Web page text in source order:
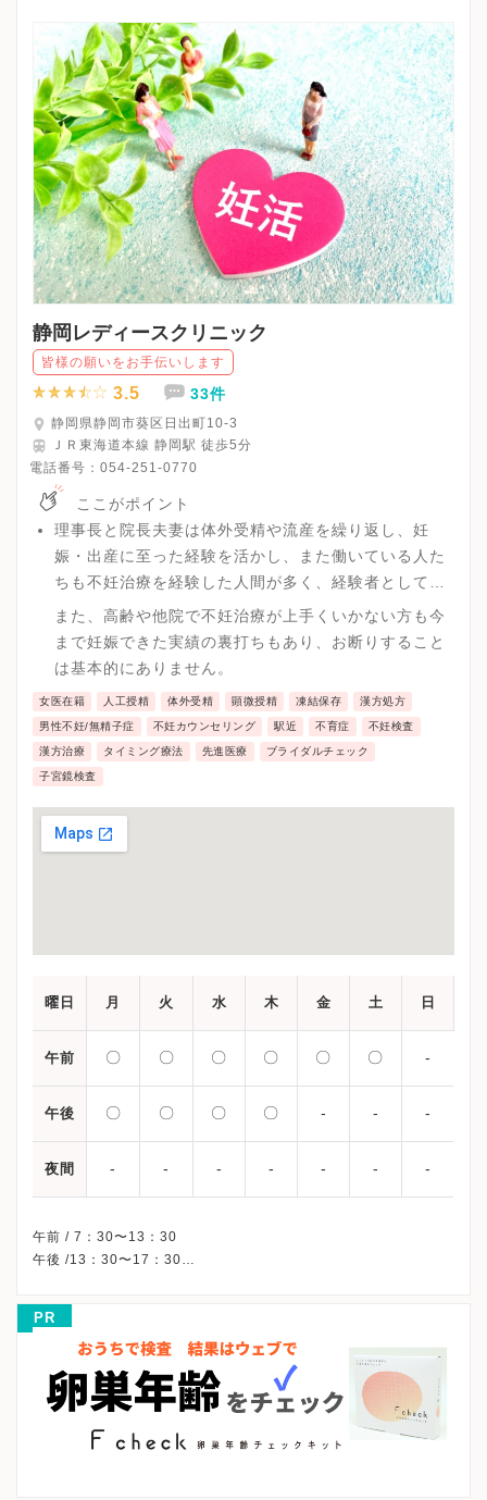
※詳細はクリニックHPを確認、または直接お問い合わせくださ
静岡レディースクリニック
皆様の願いをお手伝いします
3.5 33件
静岡県静岡市葵区日出町10-3
ＪＲ東海道本線 静岡駅 徒歩5分
電話番号： 054-251-0770
ここがポイント
理事長と院長夫妻は体外受精や流産を繰り返し、妊
娠・出産に至った経験を活かし、また働いている人た
ちも不妊治療を経験した人間が多く、経験者としての
アドバイスや気持ちの共感ができると信じ、運営して
います。
また、高齢や他院で不妊治療が上手くいかない方も今
まで妊娠できた実績の裏打ちもあり、お断りすること
は基本的にありません。
女医在籍 人工授精 体外受精 顕微授精 凍結保存 漢方処方
男性不妊/無精子症 不妊カウンセリング 駅近 不育症 不妊検査
漢方治療 タイミング療法 先進医療 ブライダルチェック
子宮鏡検査
曜日 月 火 水 木 金 土 日
午前 〇 〇 〇 〇 〇 〇 -
午後 〇 〇 〇 〇 - - -
夜間 - - - - - - -
午前 / 7：30〜13：30
午後 /13：30〜17：30
※詳細はクリニックHPを確認、または直接お問い合わせくださ
PR